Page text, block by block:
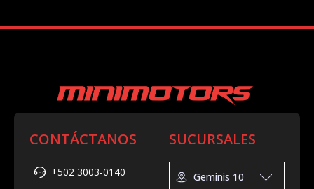
CONTÁCTANOS
+502 3003-0140
SUCURSALES
Geminis 10